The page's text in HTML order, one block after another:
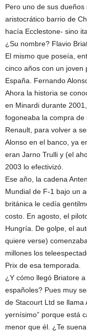
Pero uno de sus
aristocrático barrio de
hacía Ecclestone- sino
¿Su nombre? Flavio
El mismo que poseía,
cinco años con un joven
España. Fernando
Ahora la historia se
en Minardi durante
fogoneaba la compra
Renault, para volver a
Alonso en el banco, ya
eran Jarno Trulli y (el
2003 lo efectivizó.
Ese año, la cadena
Mundial de F-1 bajo un
británica le cedía
costo. En agosto, el
Hungría. De golpe, el
quiere verse)
millones los
Prix de esa temporada.
¿Y cómo llegó Briatore
españoles? Pues muy
de Stacourt Ltd se llama
yernísimo” porque está
menor que él. ¿Te